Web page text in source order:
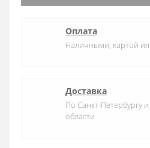
Оплата
Наличными, картой
Доставка
По Санкт-Петербургу
области